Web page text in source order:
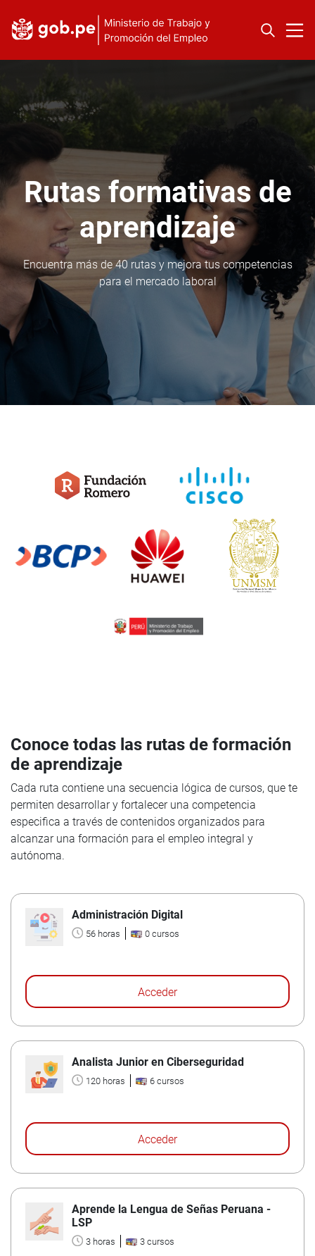
Rutas formativas de
aprendizaje
Encuentra más de 40 rutas y mejora tus competencias
para el mercado laboral
Conoce todas las rutas de formación
de aprendizaje
Cada ruta contiene una secuencia lógica de cursos, que te
permiten desarrollar y fortalecer una competencia
especifica a través de contenidos organizados para
alcanzar una formación para el empleo integral y
autónoma.
Administración Digital
56 horas 0 cursos
Acceder
Analista Junior en Ciberseguridad
120 horas 6 cursos
Acceder
Aprende la Lengua de Señas Peruana -
LSP
3 horas 3 cursos